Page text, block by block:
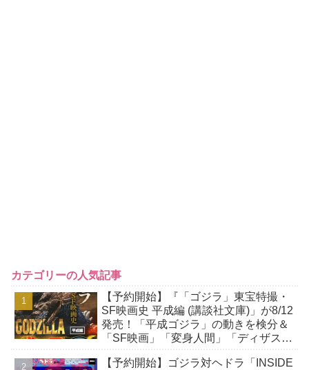
カテゴリーの人気記事
【予約開始】『「ゴジラ」東宝特撮・
SF映画史 平成編 (講談社文庫)」が8/12
発売！「平成ゴジラ」の動きを検分＆
「SF映画」「変身人間」「ディザスタ
【予約開始】ゴジラ対ヘドラ「INSIDE